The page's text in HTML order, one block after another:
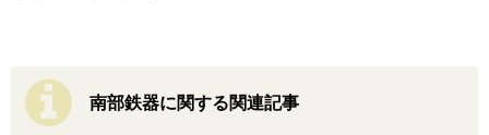
南部鉄器に関する関連記事